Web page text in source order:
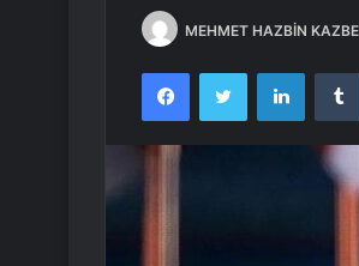
MEHMET HAZBİN
FacebookTwitter